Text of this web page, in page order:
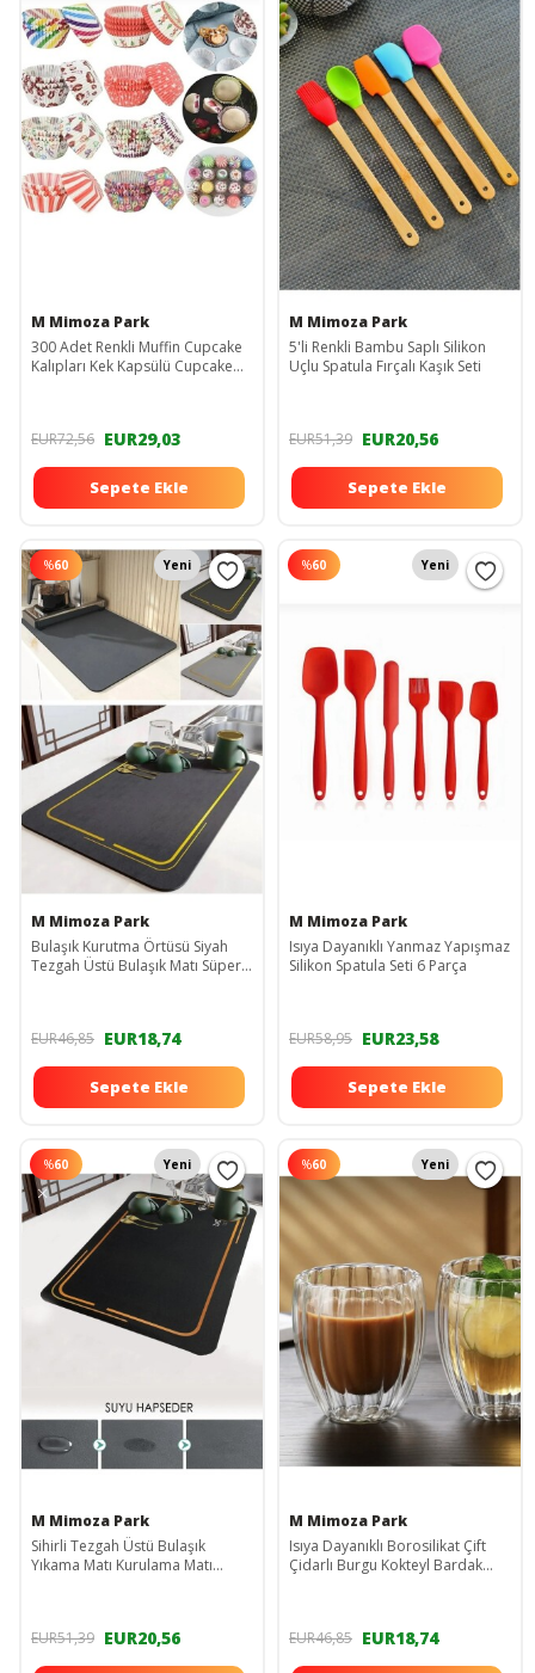
M Mimoza Park
300 Adet Renkli Muffin Cupcake
Kalıpları Kek Kapsülü Cupcake
EUR72,56 EUR29,03
Sepete Ekle
M Mimoza Park
5'li Renkli Bambu Saplı Silikon
Uçlu Spatula Fırçalı Kaşık Seti
EUR51,39 EUR20,56
Sepete Ekle
%60 Yeni
M Mimoza Park
Bulaşık Kurutma Örtüsü Siyah
Tezgah Üstü Bulaşık Matı Süper
EUR46,85 EUR18,74
Sepete Ekle
%60 Yeni
M Mimoza Park
Isıya Dayanıklı Yanmaz Yapışmaz
Silikon Spatula Seti 6 Parça
EUR58,95 EUR23,58
Sepete Ekle
%60 Yeni
M Mimoza Park
Sihirli Tezgah Üstü Bulaşık
Yıkama Matı Kurulama Matı
EUR51,39 EUR20,56
%60 Yeni
M Mimoza Park
Isıya Dayanıklı Borosilikat Çift
Çidarlı Burgu Kokteyl Bardak
EUR46,85 EUR18,74